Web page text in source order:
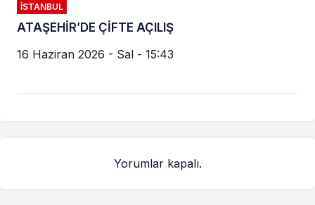
İSTANBUL
ATAŞEHİR’DE ÇİFTE AÇILIŞ
16 Haziran 2026 - Sal - 15:43
Yorumlar kapalı.